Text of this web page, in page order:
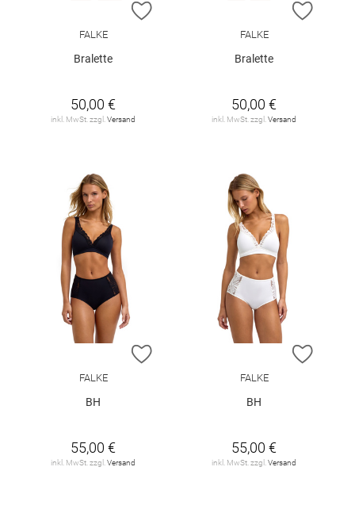
ZUR WUNSCHLISTE HINZUFÜGEN
FALKE
Bralette
50,00 €
inkl. MwSt. zzgl. Versand
ZUR
FALKE
Bralette
50,00 €
inkl. MwSt. zzgl. Versand
ZUR WUNSCHLISTE HINZUFÜGEN
FALKE
BH
55,00 €
inkl. MwSt. zzgl. Versand
ZUR
FALKE
BH
55,00 €
inkl. MwSt. zzgl. Versand